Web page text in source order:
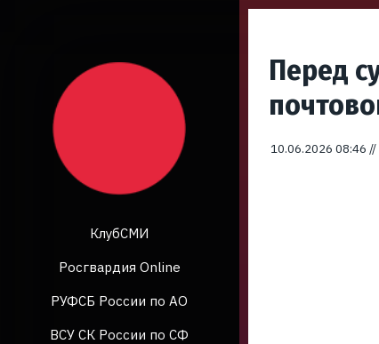
КлубСМИ
Росгвардия Online
РУФСБ России по АО
ВСУ СК России по СФ
Перед
10.06.2026 08:46 //